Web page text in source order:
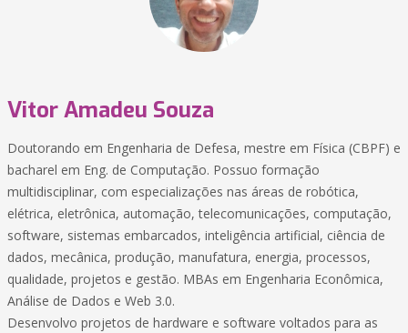
Vitor Amadeu Souza
Doutorando em Engenharia de Defesa, mestre em Física (CBPF) e
bacharel em Eng. de Computação. Possuo formação
multidisciplinar, com especializações nas áreas de robótica,
elétrica, eletrônica, automação, telecomunicações, computação,
software, sistemas embarcados, inteligência artificial, ciência de
dados, mecânica, produção, manufatura, energia, processos,
qualidade, projetos e gestão. MBAs em Engenharia Econômica,
Análise de Dados e Web 3.0.
Desenvolvo projetos de hardware e software voltados para as